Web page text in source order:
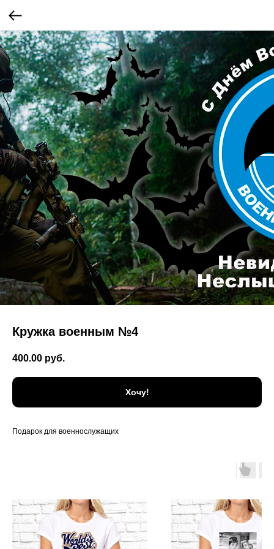
Кружка военным №4
400.00 руб.
Хочу!
Подарок для военнослужащих